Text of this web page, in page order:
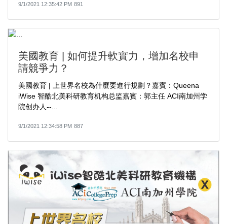
9/1/2021 12:35:42 PM 891
美國教育 | 如何提升軟實力，增加名校申
請競爭力？
美國教育 | 上世界名校為什麼要進行規劃？嘉賓：Queena
iWise 智酷北美科研教育机构总监嘉賓：郭主任 ACI南加州学
院创办人--...
9/1/2021 12:34:58 PM 887